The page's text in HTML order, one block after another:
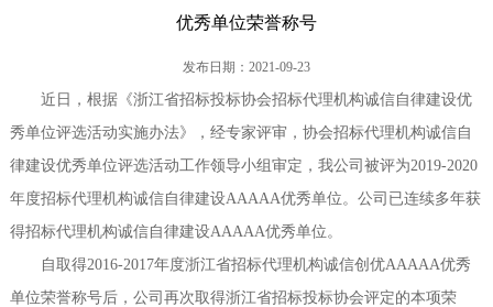
优秀单位荣誉称号
发布日期：2021-09-23
近日，根据《浙江省招标投标协会招标代理机构诚信自律建设优
秀单位评选活动实施办法》，经专家评审，协会招标代理机构诚信自
律建设优秀单位评选活动工作领导小组审定，我公司被评为2019-2020
年度招标代理机构诚信自律建设AAAAA优秀单位。公司已连续多年获
得招标代理机构诚信自律建设AAAAA优秀单位。
自取得2016-2017年度浙江省招标代理机构诚信创优AAAAA优秀
单位荣誉称号后，公司再次取得浙江省招标投标协会评定的本项荣
工程咨询
PPP项目咨询
全过程工程咨询
招标信息
招标公告
评标公示
企业文化
党建工作
培训信息
推荐导读
招贤纳士